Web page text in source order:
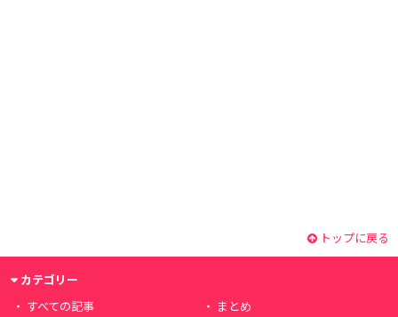
トップに戻る
カテゴリー
すべての記事
まとめ